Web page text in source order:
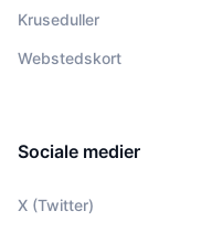
Kruseduller
Webstedskort
Sociale medier
X (Twitter)